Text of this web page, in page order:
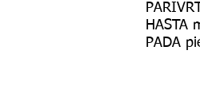
HASTA
PADA